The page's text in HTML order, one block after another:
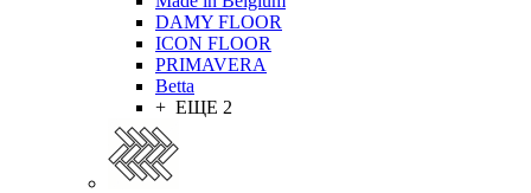
DAMY FLOOR
ICON FLOOR
PRIMAVERA
Betta
+ ЕЩЕ 2